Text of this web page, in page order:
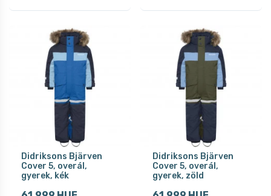
Didriksons Bjärven
Cover 5, overál,
gyerek, kék
Didriksons Bjärven
Cover 5, overál,
gyerek, zöld